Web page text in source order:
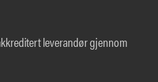
leverandør gjennom